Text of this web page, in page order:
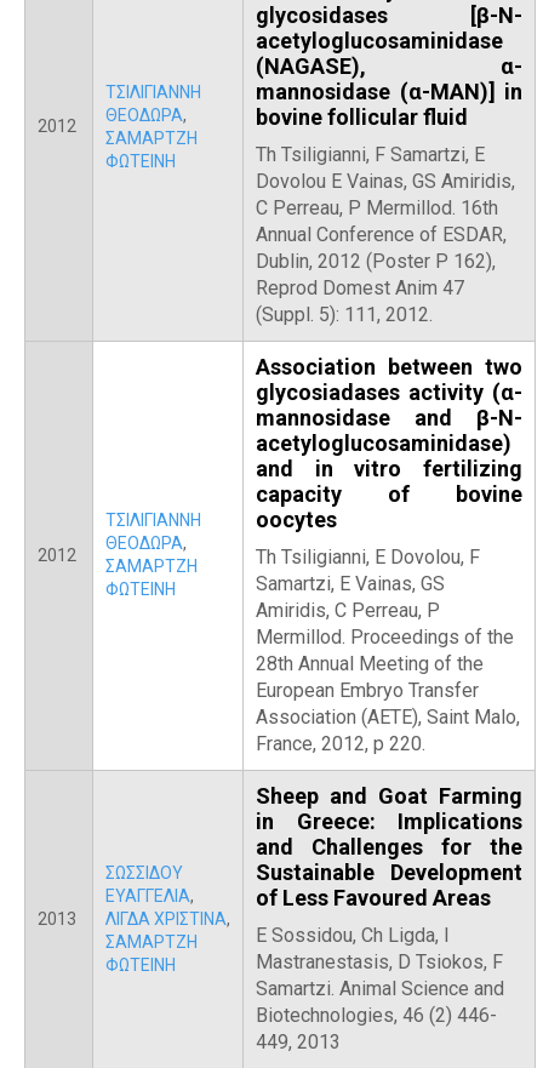
2012
ΤΣΙΛΙΓΙΑΝΝΗ
ΘΕΟΔΩΡΑ,
ΣΑΜΑΡΤΖΗ
ΦΩΤΕΙΝΗ
glycosidases [β-Ν-
acetyloglucosaminidase
(NAGASE), α-
mannosidase (α-MAN)] in
bovine follicular fluid
Th Tsiligianni, F Samartzi, E
Dovolou E Vainas, GS Amiridis,
C Perreau, P Mermillod. 16th
Annual Conference of ESDAR,
Dublin, 2012 (Poster P 162),
Reprod Domest Anim 47
(Suppl. 5): 111, 2012.
2012
ΤΣΙΛΙΓΙΑΝΝΗ
ΘΕΟΔΩΡΑ,
ΣΑΜΑΡΤΖΗ
ΦΩΤΕΙΝΗ
Association between two
glycosiadases activity (α-
mannosidase and β-Ν-
acetyloglucosaminidase)
and in vitro fertilizing
capacity of bovine
oocytes
Th Tsiligianni, E Dovolou, F
Samartzi, E Vainas, GS
Amiridis, C Perreau, P
Mermillod. Proceedings of the
28th Annual Meeting of the
European Embryo Transfer
Association (AETE), Saint Malo,
France, 2012, p 220.
2013
ΣΩΣΣΙΔΟΥ
ΕΥΑΓΓΕΛΙΑ,
ΛΙΓΔΑ ΧΡΙΣΤΙΝΑ,
ΣΑΜΑΡΤΖΗ
ΦΩΤΕΙΝΗ
Sheep and Goat Farming
in Greece: Implications
and Challenges for the
Sustainable Development
of Less Favoured Areas
E Sossidou, Ch Ligda, I
Mastranestasis, D Tsiokos, F
Samartzi. Animal Science and
Biotechnologies, 46 (2) 446-
449, 2013